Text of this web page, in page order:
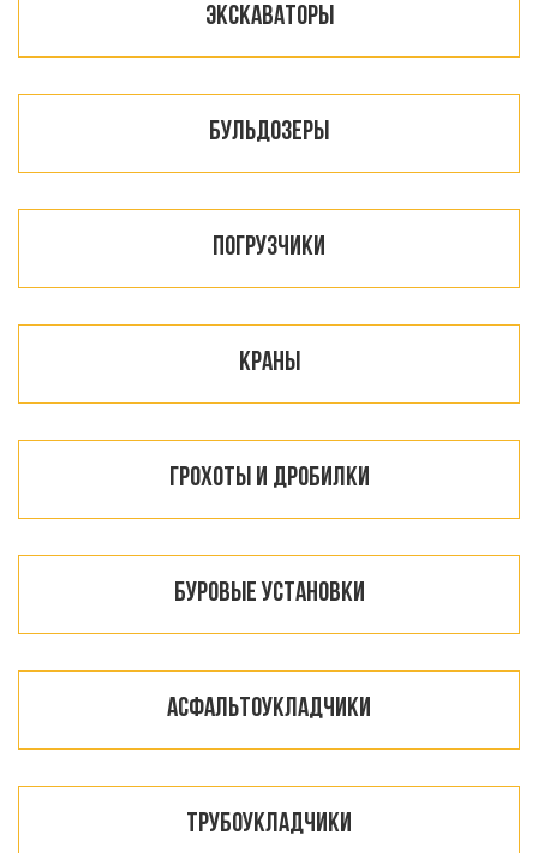
Экскаваторы
Бульдозеры
Погрузчики
Краны
Грохоты и дробилки
Буровые установки
Асфальтоукладчики
Трубоукладчики